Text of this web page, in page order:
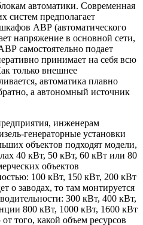
автоматики. Современная
систем предполагает
АВР (автоматического
напряжение в основной сети,
самостоятельно подает
принимает на себя всю
только внешнее
автоматика плавно
а автономный источник
инженерам
генераторные установки
объектов подходят модели,
40 кВт, 50 кВт, 60 кВт или 80
объектов
100 кВт, 150 кВт, 200 кВт
о заводах, то там монтируется
300 кВт, 400 кВт,
800 кВт, 1000 кВт, 1600 кВт
того, какой объем ресурсов